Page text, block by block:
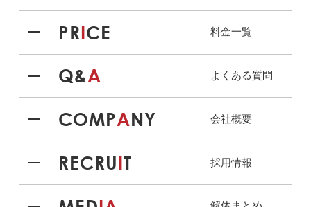
PRICE 料金一覧
Q&A よくある質問
COMPANY 会社概要
RECRUIT 採用情報